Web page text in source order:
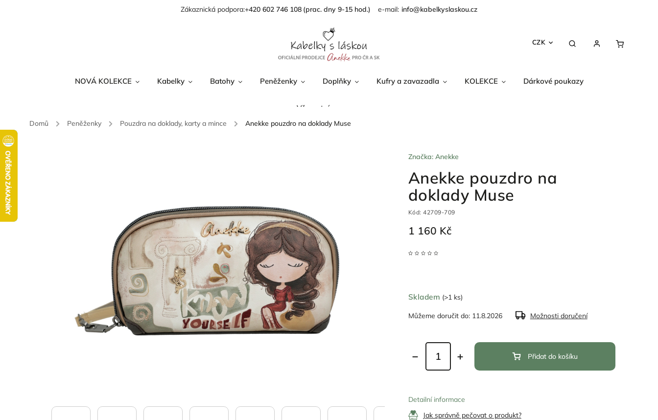
Zákaznická podpora:+420 602 746 108 info@kabelkyslaskou.cz
CZK
NOVÁ KOLEKCE Kabelky Batohy Peněženky Doplňky Kufry a zavazadla KOLEKCE Dárkové poukazy
Věrnostní program
Domů / Peněženky / Pouzdra na doklady, karty a mince / Anekke pouzdro na doklady Muse
Anekke pouzdro na
doklady Muse
Kód: 42709-709
1 160 Kč
Značka: Anekke
Skladem (>1 ks)
Můžeme doručit do: 11.8.2026 Možnosti doručení
Přidat do košíku
Detailní informace
Jak správně pečovat o produkt?